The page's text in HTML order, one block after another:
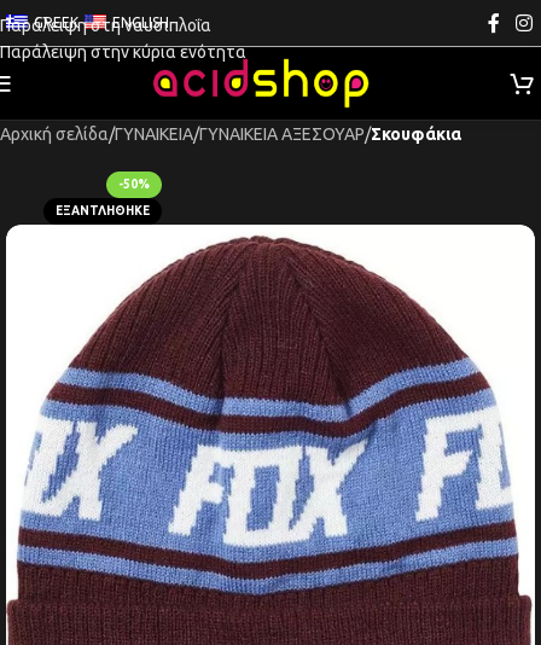
Παράλειψη στη ναυσιπλοΐα
Παράλειψη στην κύρια ενότητα
GREEK ENGLISH
Αρχική σελίδα ΓΥΝΑΙΚΕΙΑ ΓΥΝΑΙΚΕΙΑ ΑΞΕΣΟΥΑΡ Σκουφάκια
-50%
ΕΞΑΝΤΛΉΘΗΚΕ